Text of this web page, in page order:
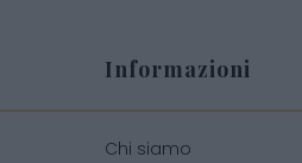
Informazioni
Chi siamo